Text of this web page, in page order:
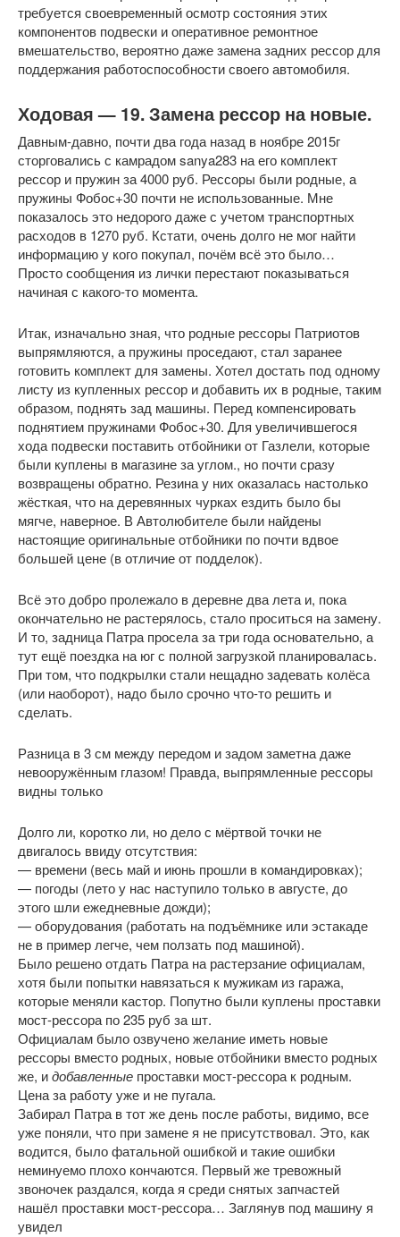
требуется своевременный осмотр состояния этих
компонентов подвески и оперативное ремонтное
вмешательство, вероятно даже замена задних рессор для
поддержания работоспособности своего автомобиля.
Ходовая — 19. Замена рессор на новые.
Давным-давно, почти два года назад в ноябре 2015г
сторговались с камрадом sanya283 на его комплект
рессор и пружин за 4000 руб. Рессоры были родные, а
пружины Фобос+30 почти не использованные. Мне
показалось это недорого даже с учетом транспортных
расходов в 1270 руб. Кстати, очень долго не мог найти
информацию у кого покупал, почём всё это было…
Просто сообщения из лички перестают показываться
начиная с какого-то момента.
Итак, изначально зная, что родные рессоры Патриотов
выпрямляются, а пружины проседают, стал заранее
готовить комплект для замены. Хотел достать под одному
листу из купленных рессор и добавить их в родные, таким
образом, поднять зад машины. Перед компенсировать
поднятием пружинами Фобос+30. Для увеличившегося
хода подвески поставить отбойники от Газлели, которые
были куплены в магазине за углом., но почти сразу
возвращены обратно. Резина у них оказалась настолько
жёсткая, что на деревянных чурках ездить было бы
мягче, наверное. В Автолюбителе были найдены
настоящие оригинальные отбойники по почти вдвое
большей цене (в отличие от подделок).
Всё это добро пролежало в деревне два лета и, пока
окончательно не растерялось, стало проситься на замену.
И то, задница Патра просела за три года основательно, а
тут ещё поездка на юг с полной загрузкой планировалась.
При том, что подкрылки стали нещадно задевать колёса
(или наоборот), надо было срочно что-то решить и
сделать.
Разница в 3 см между передом и задом заметна даже
невооружённым глазом! Правда, выпрямленные рессоры
видны только
Долго ли, коротко ли, но дело с мёртвой точки не
двигалось ввиду отсутствия:
— времени (весь май и июнь прошли в командировках);
— погоды (лето у нас наступило только в августе, до
этого шли ежедневные дожди);
— оборудования (работать на подъёмнике или эстакаде
не в пример легче, чем ползать под машиной).
Было решено отдать Патра на растерзание официалам,
хотя были попытки навязаться к мужикам из гаража,
которые меняли кастор. Попутно были куплены проставки
мост-рессора по 235 руб за шт.
Официалам было озвучено желание иметь новые
рессоры вместо родных, новые отбойники вместо родных
же, идобавленные проставки мост-рессора к родным.
Цена за работу уже и не пугала.
Забирал Патра в тот же день после работы, видимо, все
уже поняли, что при замене я не присутствовал. Это, как
водится, было фатальной ошибкой и такие ошибки
неминуемо плохо кончаются. Первый же тревожный
звоночек раздался, когда я среди снятых запчастей
нашёл проставки мост-рессора… Заглянув под машину я
увидел